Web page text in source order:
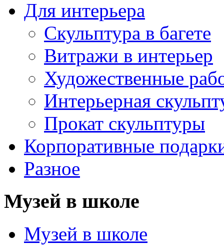
Для интерьера
Скульптура в багете
Витражи в интерьер
Художественные
Интерьерная
Прокат скульптуры
Корпоративные
Разное
Музей в школе
Музей в школе